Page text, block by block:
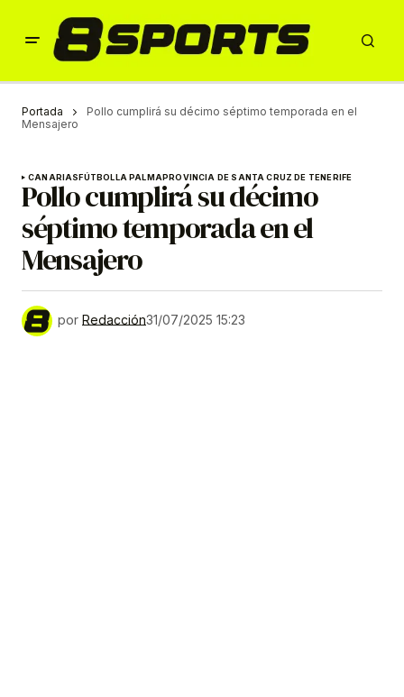
Portada
Pollo cumplirá su décimo séptimo temporada en el
Mensajero
CANARIASFÚTBOLLA PALMAPROVINCIA DE SANTA CRUZ DE TENERIFE
Pollo cumplirá su décimo
séptimo temporada en el
Mensajero
por Redacción31/07/2025 15:23